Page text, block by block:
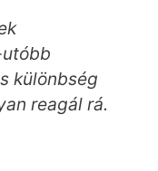
különbség
reagál rá.